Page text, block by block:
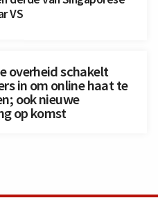
VS
overheid schakelt
in om online haat te
ook nieuwe
op komst